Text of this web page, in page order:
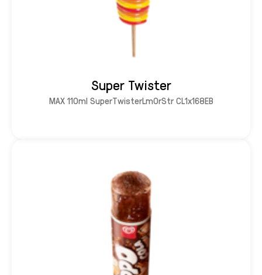
Super Twister
MAX 110ml SuperTwisterLmOrStr CL1x168EB